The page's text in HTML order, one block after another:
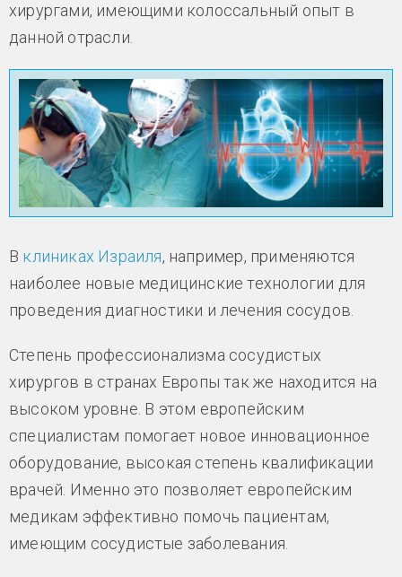
хирургами, имеющими колоссальный опыт в
данной отрасли.
В клиниках Израиля, например, применяются
наиболее новые медицинские технологии для
проведения диагностики и лечения сосудов.
Степень профессионализма сосудистых
хирургов в странах Европы так же находится на
высоком уровне. В этом европейским
специалистам помогает новое инновационное
оборудование, высокая степень квалификации
врачей. Именно это позволяет европейским
медикам эффективно помочь пациентам,
имеющим сосудистые заболевания.